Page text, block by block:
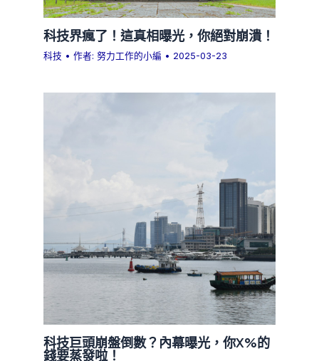
科技界瘋了！這真相曝光，你絕對崩潰！
科技 • 作者:努力工作的小編 • 2025-03-23
科技巨頭崩盤倒數？內幕曝光，你X%的
錢要蒸發啦！